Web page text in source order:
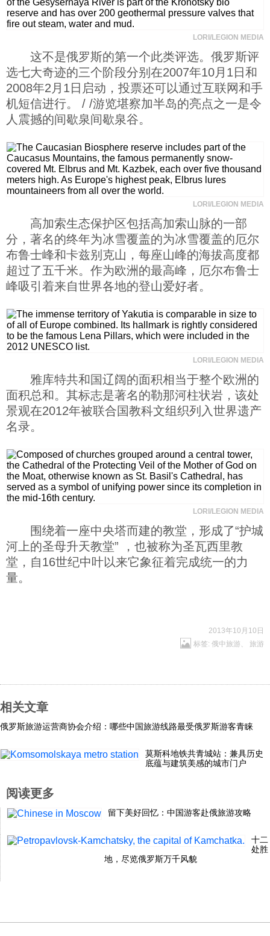
LORI/LEGION MEDIA
这不是俄罗斯的第一个此类评选。俄罗斯评
选七大奇迹的三个阶段分别在2007年10月1日和
2008年2月1日启动，投票还可以通过互联网和手
机短信进行。 / /游览堪察加半岛的亮点之一是令
人震撼的间歇泉间歇泉谷。
LORI/LEGION MEDIA
高加索生态保护区包括高加索山脉的一部
分，著名的终年为冰雪覆盖的为冰雪覆盖的厄尔
布鲁士峰和卡兹别克山，每座山峰的海拔高度都
超过了五千米。作为欧洲的最高峰，厄尔布鲁士
峰吸引着来自世界各地的登山爱好者。
LORI/LEGION MEDIA
雅库特共和国辽阔的面积相当于整个欧洲的
面积总和。其标志是著名的勒那河柱状岩，该处
景观在2012年被联合国教科文组织列入世界遗产
名录。
LORI/LEGION MEDIA
围绕着一座中央塔而建的教堂，形成了“护城
河上的圣母升天教堂” ，也被称为圣瓦西里教
堂，自16世纪中叶以来它象征着完成统一的力
量。
2013年10月10日
标签: 俄中旅游 、 旅游
相关文章
俄罗斯旅游运营商协会介绍：哪些中国旅游线路最受俄罗斯游客青睐
莫斯科地铁共青城站：兼具历史
底蕴与建筑美感的城市门户
阅读更多
留下美好回忆：中国游客赴俄旅游攻略
十二
处胜
地，尽览俄罗斯万千风貌